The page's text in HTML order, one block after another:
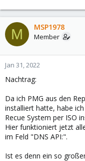
M MSP1978
Member
Jan 31, 2022
Nachtrag:
Da ich PMG aus den
installiert hatte, habe
Recue System per ISO
Hier funktioniert jetzt
im Feld "DNS API:".
Ist es denn ein so